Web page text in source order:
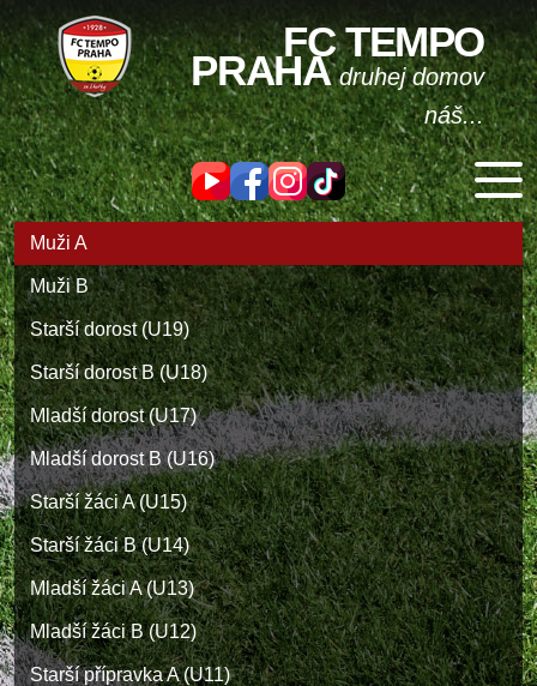
FC TEMPO
PRAHAdruhej domov
náš...
Muži A
Muži B
Starší dorost (U19)
Starší dorost B (U18)
Mladší dorost (U17)
Mladší dorost B (U16)
Starší žáci A (U15)
Starší žáci B (U14)
Mladší žáci A (U13)
Mladší žáci B (U12)
Starší přípravka A (U11)